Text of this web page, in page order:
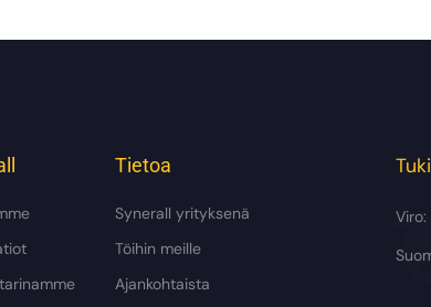
Tietoa
Synerall yrityksenä
Töihin meille
Ajankohtaista
Tuki